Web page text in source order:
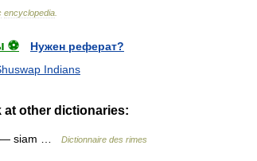
encyclopedia
⚽
Нужен реферат?
Indians
at other dictionaries:
— siam … Dictionnaire des rimes